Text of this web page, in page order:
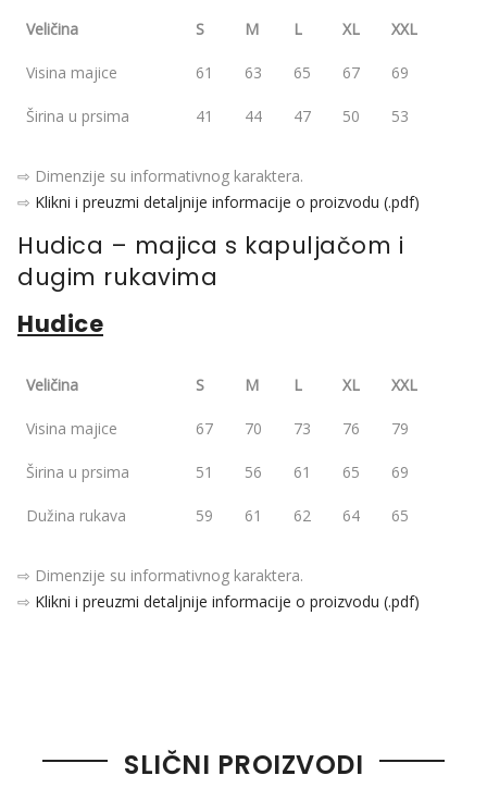
Veličina S M L XL XXL
Visina majice 61 63 65 67 69
Širina u prsima 41 44 47 50 53
⇨ Dimenzije su informativnog karaktera.
⇨ Klikni i preuzmi detaljnije informacije o proizvodu (.pdf)
Hudica – majica s kapuljačom i
dugim rukavima
Hudice
Veličina S M L XL XXL
Visina majice 67 70 73 76 79
Širina u prsima 51 56 61 65 69
Dužina rukava 59 61 62 64 65
⇨ Dimenzije su informativnog karaktera.
⇨ Klikni i preuzmi detaljnije informacije o proizvodu (.pdf)
SLIČNI PROIZVODI